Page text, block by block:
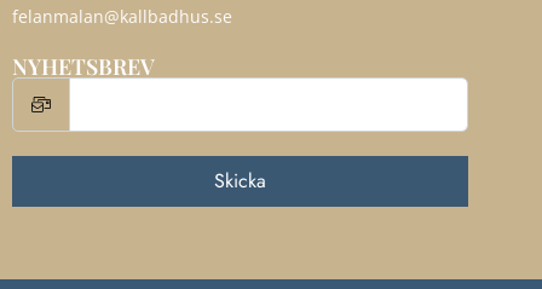
felanmalan@kallbadhus.se
NYHETSBREV
Skicka